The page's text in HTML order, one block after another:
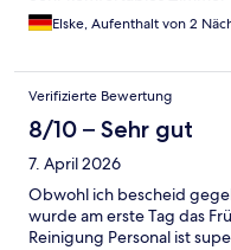
Elske, Aufenthalt von 2
Verifizierte Bewertung
8/10 – Sehr gut
7. April 2026
Obwohl ich bescheid
wurde am erste Tag das
Reinigung Personal ist